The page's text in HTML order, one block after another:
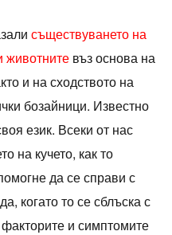
съществуването на
животните въз основа на
и на сходството на
бозайници. Известно
език. Всеки от нас
на кучето, как то
да се справи с
когато то се сблъска с
и симптомите